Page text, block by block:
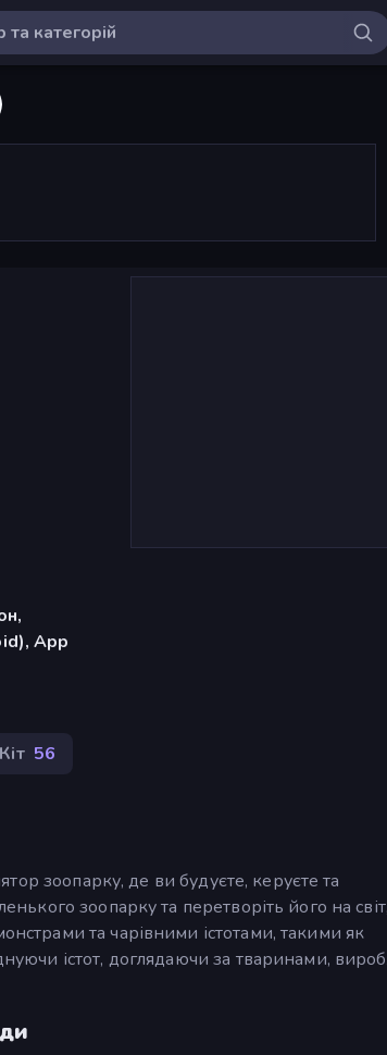
App
Кіт 56
зоопарку, де ви будуєте, керуєте та
зоопарку та перетворіть його на світ,
та чарівними істотами, такими як
істот, доглядаючи за тваринами,